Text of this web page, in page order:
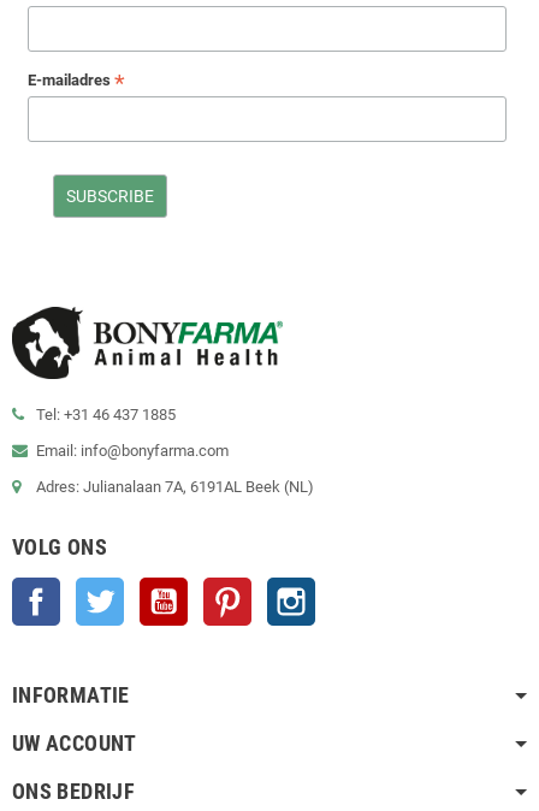
E-mailadres *
Tel: +31 46 437 1885
Email: info@bonyfarma.com
Adres: Julianalaan 7A, 6191AL Beek (NL)
VOLG ONS
Facebook Twitter YouTube Pinterest
INFORMATIE
UW ACCOUNT
ONS BEDRIJF